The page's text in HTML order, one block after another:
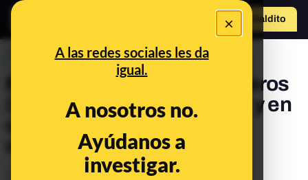
×
A las redes sociales les da
igual.
A nosotros no.
Ayúdanos a
investigar.
Hazte Maldito
PREBUNKING
El embalse de Valdecaballeros
(Badajoz): para qué se usa y en
qué punto está su posible
Empresas